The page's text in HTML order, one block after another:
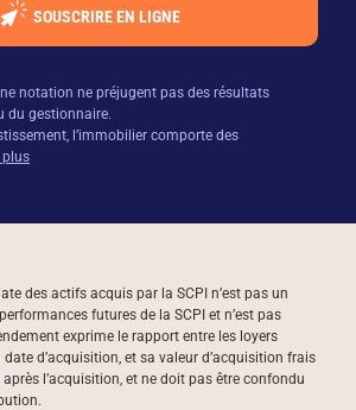
SOUSCRIRE EN LIGNE
notation ne préjugent pas des résultats
du gestionnaire.
l’immobilier comporte des
plus
des actifs acquis par la SCPI n’est pas un
futures de la SCPI et n’est pas
exprime le rapport entre les loyers
date d’acquisition, et sa valeur d’acquisition frais
l’acquisition, et ne doit pas être confondu